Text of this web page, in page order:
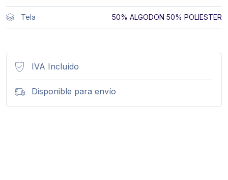
50% ALGODON 50% POLIESTER
Tela
IVA Incluído
Disponible para envío